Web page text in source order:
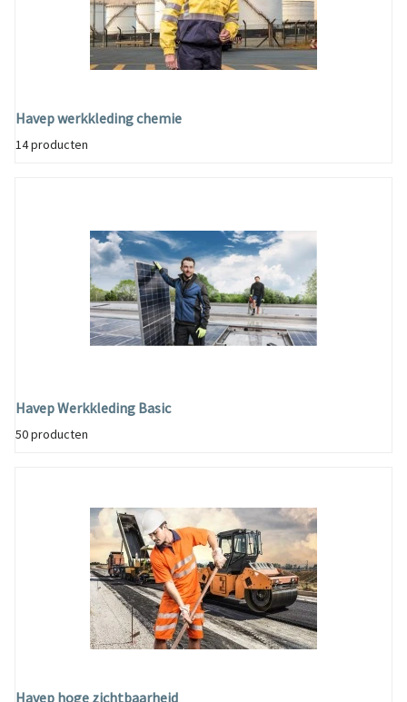
Havep werkkleding chemie
14 producten
Havep Werkkleding Basic
50 producten
Havep hoge zichtbaarheid